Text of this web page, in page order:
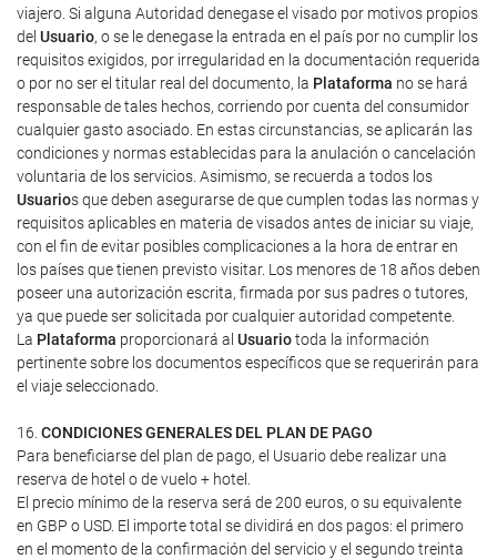
viajero. Si alguna Autoridad denegase el visado por motivos propios
del Usuario, o se le denegase la entrada en el país por no cumplir los
requisitos exigidos, por irregularidad en la documentación requerida
o por no ser el titular real del documento, la Plataforma no se hará
responsable de tales hechos, corriendo por cuenta del consumidor
cualquier gasto asociado. En estas circunstancias, se aplicarán las
condiciones y normas establecidas para la anulación o cancelación
voluntaria de los servicios. Asimismo, se recuerda a todos los
Usuarios que deben asegurarse de que cumplen todas las normas y
requisitos aplicables en materia de visados antes de iniciar su viaje,
con el fin de evitar posibles complicaciones a la hora de entrar en
los países que tienen previsto visitar. Los menores de 18 años deben
poseer una autorización escrita, firmada por sus padres o tutores,
ya que puede ser solicitada por cualquier autoridad competente.
La Plataforma proporcionará al Usuariotoda la información
pertinente sobre los documentos específicos que se requerirán para
el viaje seleccionado.
16. CONDICIONES GENERALES DEL PLAN DE PAGO
Para beneficiarse del plan de pago, el Usuario debe realizar una
reserva de hotel o de vuelo + hotel.
El precio mínimo de la reserva será de 200 euros, o su equivalente
en GBP o USD. El importe total se dividirá en dos pagos: el primero
en el momento de la confirmación del servicio y el segundo treinta